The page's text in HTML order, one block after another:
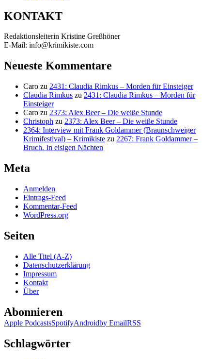
KONTAKT
Redaktionsleiterin Kristine Greßhöner
E-Mail: info@krimikiste.com
Neueste Kommentare
Caro zu 2431: Claudia Rimkus – Morden für Einsteiger
Claudia Rimkus zu 2431: Claudia Rimkus – Morden für
Einsteiger
Caro zu 2373: Alex Beer – Die weiße Stunde
Christoph zu 2373: Alex Beer – Die weiße Stunde
2364: Interview mit Frank Goldammer (Braunschweiger
Krimifestival) – Krimikiste zu 2267: Frank Goldammer –
Bruch. In eisigen Nächten
Meta
Anmelden
Eintrags-Feed
Kommentar-Feed
WordPress.org
Seiten
Alle Titel (A-Z)
Datenschutzerklärung
Impressum
Kontakt
Über
Abonnieren
Apple PodcastsSpotifyAndroidby EmailRSS
Schlagwörter